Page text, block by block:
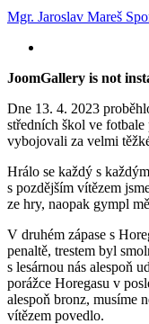
Mgr. Jaroslav Mareš
JoomGallery is not
Dne 13. 4. 2023
středních škol ve
vybojovali za velmi
Hrálo se každý s
s pozdějším vítězem
ze hry, naopak gympl
V druhém zápase s
penaltě, trestem byl
s lesárnou nás alespoň
porážce Horegasu v
alespoň bronz, musíme
vítězem povedlo.